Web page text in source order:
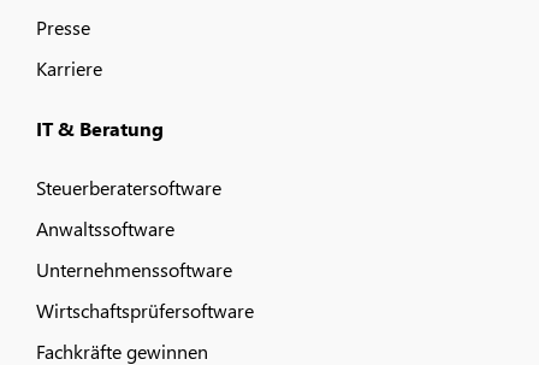
Presse
Karriere
IT & Beratung
Steuerberatersoftware
Anwaltssoftware
Unternehmenssoftware
Wirtschaftsprüfersoftware
Fachkräfte gewinnen